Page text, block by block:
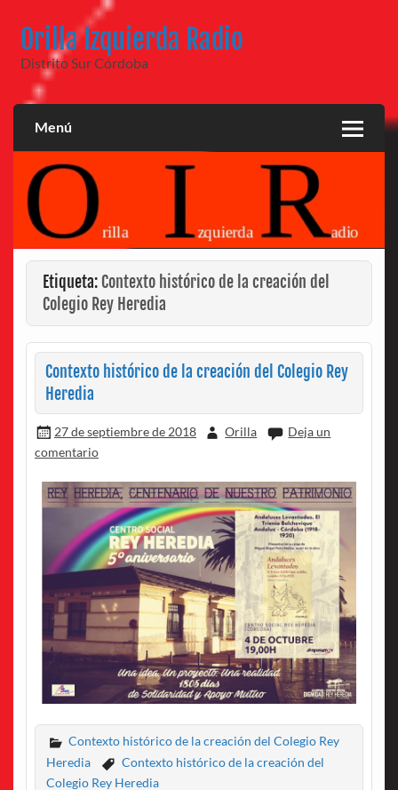
contenido
Orilla Izquierda Radio
Distrito Sur Córdoba
Menú
Etiqueta: Contexto histórico de la creación del
Colegio Rey Heredia
Contexto histórico de la creación del Colegio Rey
Heredia
27 de septiembre de 2018 Orilla
Deja un
comentario
Contexto histórico de la creación del Colegio Rey
Heredia
Contexto histórico de la creación del
Colegio Rey Heredia